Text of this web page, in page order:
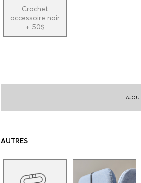
Crochet
accessoire noir
+ 50$
AUTRES